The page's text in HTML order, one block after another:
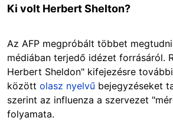
Ki volt Herbert Shelton?
Az AFP megpróbált többet
médiában terjedő idézet forrásáról.
Herbert Sheldon" kifejezésre
között olasz nyelvű bejegyzéseket
szerint az influenza a szervezet
folyamata.